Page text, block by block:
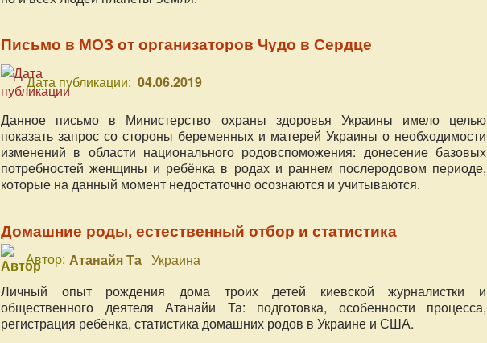
Письмо в МОЗ от организаторов Чудо в Сердце
Дата публикации: 04.06.2019
Данное письмо в Министерство охраны здоровья Украины имело целью
показать запрос со стороны беременных и матерей Украины о необходимости
изменений в области национального родовспоможения: донесение базовых
потребностей женщины и ребёнка в родах и раннем послеродовом периоде,
которые на данный момент недостаточно осознаются и учитываются.
Домашние роды, естественный отбор и статистика
Автор: Атанайя Та Украина
Личный опыт рождения дома троих детей киевской журналистки и
общественного деятеля Атанайи Та: подготовка, особенности процесса,
регистрация ребёнка, статистика домашних родов в Украине и США.